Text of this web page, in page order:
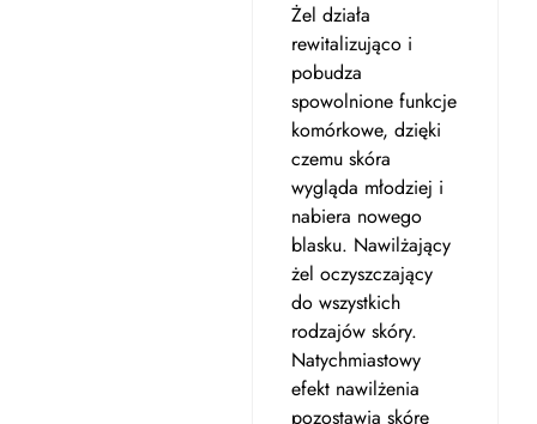
Żel działa
rewitalizująco i
pobudza
spowolnione funkcje
komórkowe, dzięki
czemu skóra
wygląda młodziej i
nabiera nowego
blasku. Nawilżający
żel oczyszczający
do wszystkich
rodzajów skóry.
Natychmiastowy
efekt nawilżenia
pozostawia skórę